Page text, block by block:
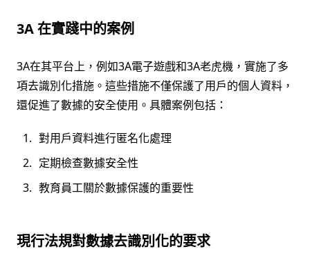
3A 在實踐中的案例
3A在其平台上，例如3A電子遊戲和3A老虎機，實施了多
項去識別化措施。這些措施不僅保護了用戶的個人資料，
還促進了數據的安全使用。具體案例包括：
對用戶資料進行匿名化處理
定期檢查數據安全性
教育員工關於數據保護的重要性
現行法規對數據去識別化的要求